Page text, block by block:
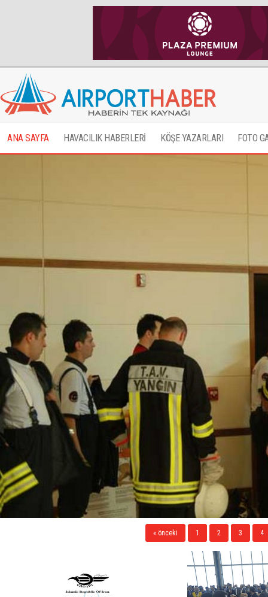
ANA SAYFA HAVACILIK HABERLERİ KÖŞE YAZARLARI FOTO
« önceki 1 2 3 4